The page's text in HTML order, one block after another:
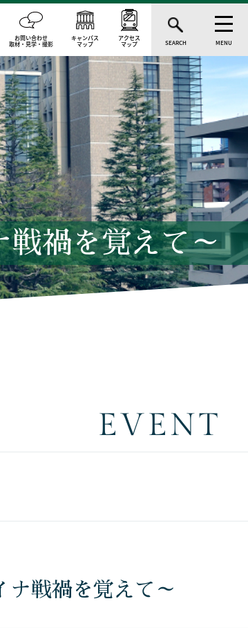
お問い合わせ
取材・見学・撮影
キャンパス
マップ
アクセス
マップ SEARCH MENU
戦禍を覚えて～
EVENT
ナ戦禍を覚えて～